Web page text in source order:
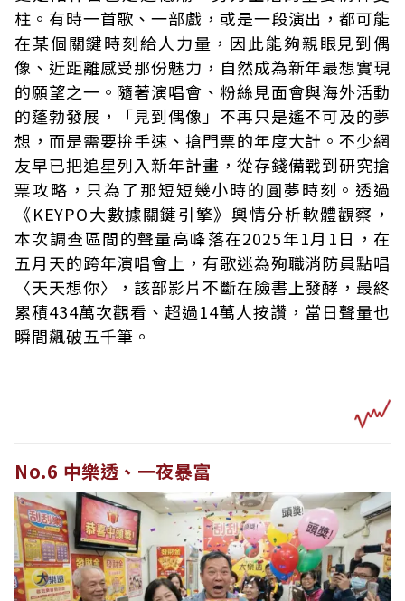
柱。有時一首歌、一部戲，或是一段演出，都可能
在某個關鍵時刻給人力量，因此能夠親眼見到偶
像、近距離感受那份魅力，自然成為新年最想實現
的願望之一。隨著演唱會、粉絲見面會與海外活動
的蓬勃發展，「見到偶像」不再只是遙不可及的夢
想，而是需要拚手速、搶門票的年度大計。不少網
友早已把追星列入新年計畫，從存錢備戰到研究搶
票攻略，只為了那短短幾小時的圓夢時刻。透過
《KEYPO大數據關鍵引擎》輿情分析軟體觀察，
本次調查區間的聲量高峰落在2025年1月1日，在
五月天的跨年演唱會上，有歌迷為殉職消防員點唱
〈天天想你〉，該部影片不斷在臉書上發酵，最終
累積434萬次觀看、超過14萬人按讚，當日聲量也
瞬間飆破五千筆。
No.6 中樂透、一夜暴富